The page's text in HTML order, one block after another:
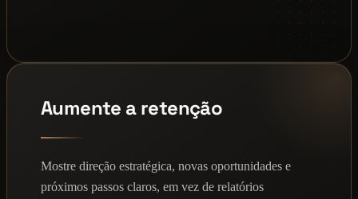
Aumente a retenção
Mostre direção estratégica, novas oportunidades e
próximos passos claros, em vez de relatórios